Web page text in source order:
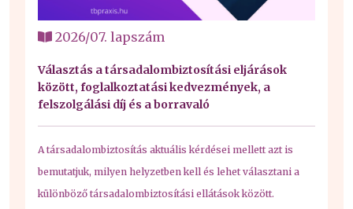
2026/07. lapszám
Választás a társadalombiztosítási eljárások
között, foglalkoztatási kedvezmények, a
felszolgálási díj és a borravaló
A társadalombiztosítás aktuális kérdései mellett azt is
bemutatjuk, milyen helyzetben kell és lehet választani a
különböző társadalombiztosítási ellátások között.